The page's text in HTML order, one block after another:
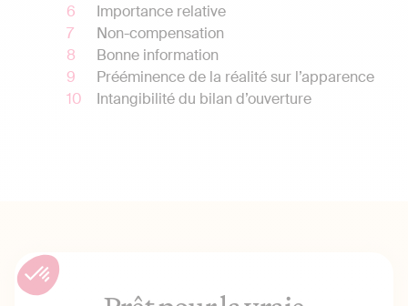
Importance relative
Non-compensation
Bonne information
Prééminence de la réalité sur l’apparence
Intangibilité du bilan d’ouverture